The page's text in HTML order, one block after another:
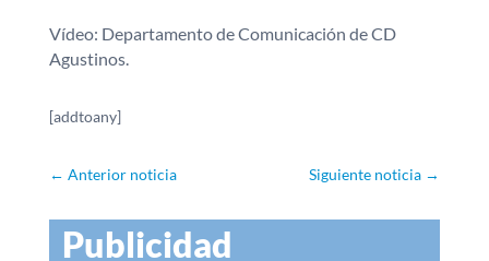
Vídeo: Departamento de Comunicación de CD
Agustinos.
[addtoany]
← Anterior noticia Siguiente noticia →
Publicidad